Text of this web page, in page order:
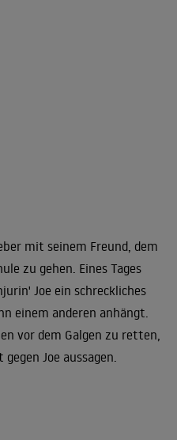
mit seinem Freund, dem
zu gehen. Eines Tages
Joe ein schreckliches
einem anderen anhängt.
vor dem Galgen zu retten,
Joe aussagen.